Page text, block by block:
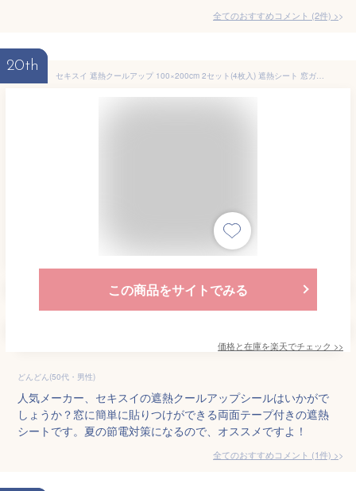
全てのおすすめコメント (2件) >
20th
セキスイ 遮熱クールアップ 100×200cm 2セット(4枚入) 遮熱シート 窓ガラス 網戸 断熱 紫外線 UVカット 日避け はがせる両面テープ付 簡単取り付け
この商品をサイトでみる
価格と在庫を楽天でチェック >>
どんどん(50代・男性)
人気メーカー、セキスイの遮熱クールアップシールはいかがで
しょうか？窓に簡単に貼りつけができる両面テープ付きの遮熱
シートです。夏の節電対策になるので、オススメですよ！
全てのおすすめコメント (1件) >